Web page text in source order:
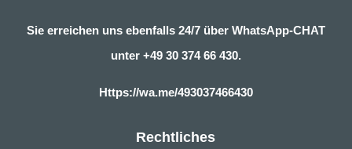
Sie erreichen uns ebenfalls 24/7 über WhatsApp-CHAT
unter +49 30 374 66 430.
Https://wa.me/493037466430
Rechtliches